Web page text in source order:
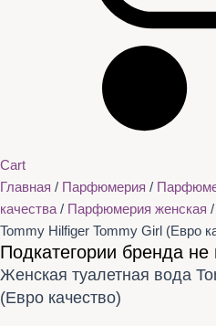
Cart
Главная / Парфюмерия /
качества / Парфюмерия женская
Tommy Hilfiger Tommy Girl (Евро
Подкатегории бренда
Женская туалетная вода
(Евро качество)